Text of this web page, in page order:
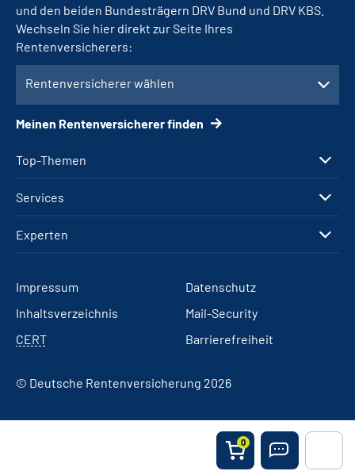
0
Top-Themen
Services
Experten
und den beiden Bundesträgern DRV Bund und DRV KBS.
Wechseln Sie hier direkt zur Seite Ihres
Rentenversicherers:
Rentenversicherer wählen
Meinen Rentenversicherer finden
Impressum
Datenschutz
Inhaltsverzeichnis
Mail-Security
CERT
Barrierefreiheit
© Deutsche Rentenversicherung 2026